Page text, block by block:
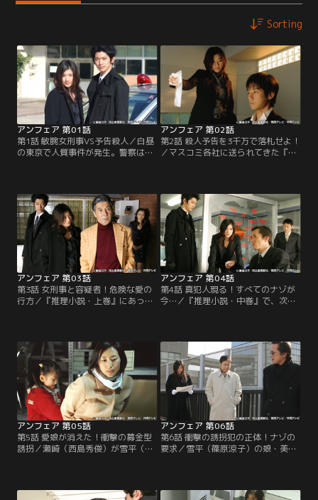
Sorting
アンフェア 第01話
第1話 敏腕女刑事VS予告殺人／白昼
の東京で人質事件が発生。警察は犯
課の検挙率ナンバーワン刑事・雪平
夏見（篠原涼子）だ。雪平は一瞬の
隙をつき犯人に駆け寄り蹴りを食ら
わした。同じ日の夜、公園で中年男
性と女子高校生の刺殺遺体が発見さ
れた…。
アンフェア 第02話
第2話 殺人予告を3千万で落札せよ！
／マスコミ各社に送られてきた『推
アなのは誰か？」と書かれた栞（し
おり）が見つかった。それを聞いた
雪平（篠原涼子）は、瀬崎を取り調
べることに。動機はあるように思わ
れるのだが、まったく動揺を見せな
い瀬崎に雪平は興味を持つ。
アンフェア 第03話
第3話 女刑事と容疑者！危険な愛の
行方／『推理小説・上巻』にあった
子）の幼なじみの理恵子（小林麻
央）と交際していた平井唯人（眞島
秀和）が指名手配されるが、行方は
分からない。そんな折、『推理小
説・中巻』がマスコミ各社に届
く…。
アンフェア 第04話
第4話 真犯人現る！すべてのナゾが
今…／『推理小説・中巻』で、次な
犯人が予告する条件に該当するビル
は4千棟以上あり、ビルを特定でき
ずにいた。安藤（瑛太）は、事実を
マスコミに公表して各ビルを一斉に
封鎖してはどうかと提案するが…。
アンフェア 第05話
第5話 愛娘が消えた！衝撃の募金型
誘拐／瀬崎（西島秀俊）が雪平（篠
団体からの批判を受けることになっ
アンフェア 第06話
第6話 衝撃の誘拐犯の正体！ナゾの
要求／雪平（篠原涼子）の娘・美央
（向井地美音）が誘拐された前代未
俊）とつながっている人間か、警察